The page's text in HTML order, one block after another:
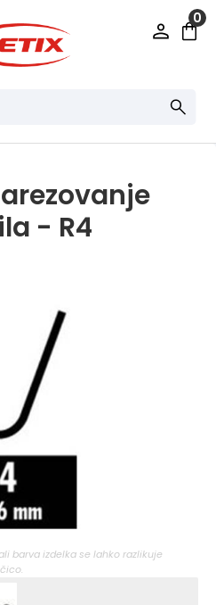
0
- R4
barva izdelka se lahko razlikuje